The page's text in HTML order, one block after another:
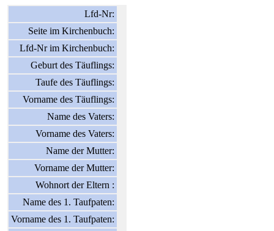
Lfd-Nr:
Seite im Kirchenbuch:
Lfd-Nr im Kirchenbuch:
Geburt des Täuflings:
Taufe des Täuflings:
Vorname des Täuflings:
Name des Vaters:
Vorname des Vaters:
Name der Mutter:
Vorname der Mutter:
Wohnort der Eltern :
Name des 1. Taufpaten:
Vorname des 1. Taufpaten: